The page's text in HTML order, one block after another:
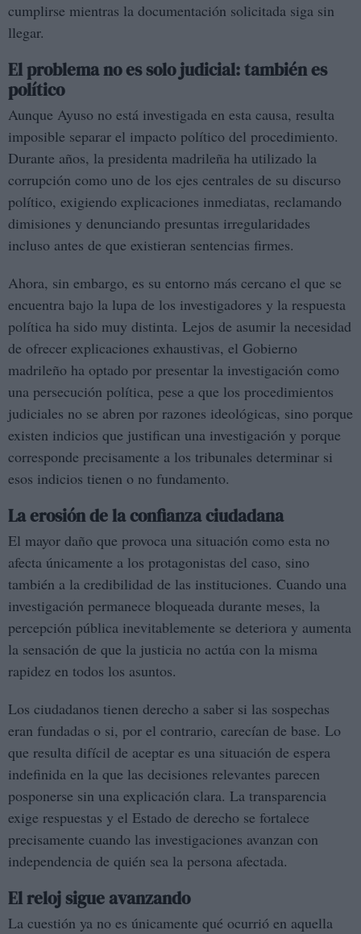
cumplirse mientras la documentación solicitada siga sin
llegar.
El problema no es solo judicial: también es
político
Aunque Ayuso no está investigada en esta causa, resulta
imposible separar el impacto político del procedimiento.
Durante años, la presidenta madrileña ha utilizado la
corrupción como uno de los ejes centrales de su discurso
político, exigiendo explicaciones inmediatas, reclamando
dimisiones y denunciando presuntas irregularidades
incluso antes de que existieran sentencias firmes.
Ahora, sin embargo, es su entorno más cercano el que se
encuentra bajo la lupa de los investigadores y la respuesta
política ha sido muy distinta. Lejos de asumir la necesidad
de ofrecer explicaciones exhaustivas, el Gobierno
madrileño ha optado por presentar la investigación como
una persecución política, pese a que los procedimientos
judiciales no se abren por razones ideológicas, sino porque
existen indicios que justifican una investigación y porque
corresponde precisamente a los tribunales determinar si
esos indicios tienen o no fundamento.
La erosión de la confianza ciudadana
El mayor daño que provoca una situación como esta no
afecta únicamente a los protagonistas del caso, sino
también a la credibilidad de las instituciones. Cuando una
investigación permanece bloqueada durante meses, la
percepción pública inevitablemente se deteriora y aumenta
la sensación de que la justicia no actúa con la misma
rapidez en todos los asuntos.
Los ciudadanos tienen derecho a saber si las sospechas
eran fundadas o si, por el contrario, carecían de base. Lo
que resulta difícil de aceptar es una situación de espera
indefinida en la que las decisiones relevantes parecen
posponerse sin una explicación clara. La transparencia
exige respuestas y el Estado de derecho se fortalece
precisamente cuando las investigaciones avanzan con
independencia de quién sea la persona afectada.
El reloj sigue avanzando
La cuestión ya no es únicamente qué ocurrió en aquella